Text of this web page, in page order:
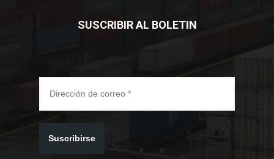
SUSCRIBIR AL BOLETIN
Suscribirse